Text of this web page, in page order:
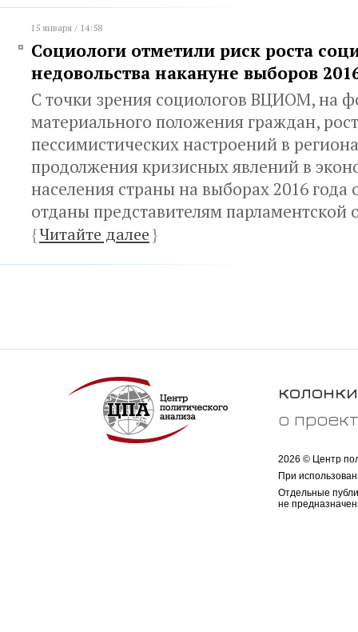
15 января / 14:58
Социологи отметили риск роста
недовольства накануне выборов
С точки зрения социологов ВЦИОМ, на
материального положения граждан,
пессимистических настроений в
продолжения кризисных явлений в
населения страны на выборах 2016 года
отданы представителям парламентской
{Читайте далее}
колонки
о
2026 © Центр
При
Отдельные
не